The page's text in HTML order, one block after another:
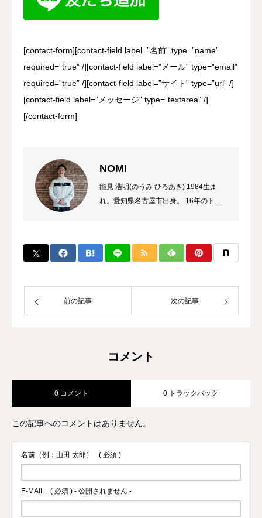
[contact-form][contact-field label=”名前” type=”name”
required=”true” /][contact-field label=”メール” type=”email”
required=”true” /][contact-field label=”サイト” type=”url” /]
[contact-field label=”メッセージ” type=”textarea” /]
[/contact-form]
NOMI
能見 浩明(のうみ ひろあき) 1984生ま
れ。愛知県名古屋市出身。 16年のトレ
のプロ選手の試合経験などから初心者か
ら選手まで、高い指導力に定評があり、
キックボクシング界初のコンサルタント
として、ジム運営やトレーナー育成にも
前の記事 次の記事
コメント
0 コメント 0 トラックバック
この記事へのコメントはありません。
名前（例：山田 太郎） ( 必須 )
E-MAIL ( 必須 ) - 公開されません -